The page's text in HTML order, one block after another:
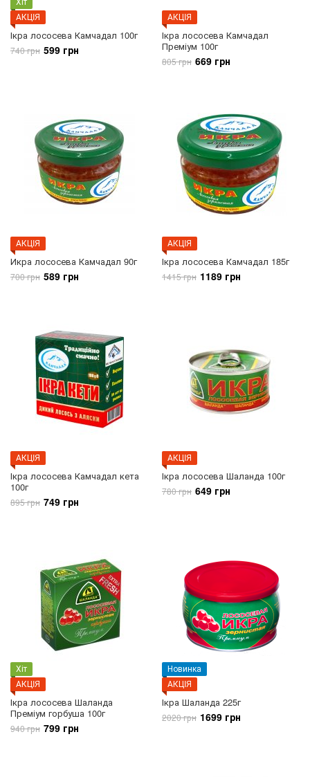
АКЦIЯ
Ікра лососева Камчадал 100г
740 грн 599 грн
АКЦIЯ
Ікра лососева Камчадал
Преміум 100г
805 грн 669 грн
АКЦIЯ
Икра лососева Камчадал 90г
700 грн 589 грн
АКЦIЯ
Ікра лососева Камчадал 185г
1415 грн 1189 грн
АКЦIЯ
Ікра лососева Камчадал кета
100г
895 грн 749 грн
АКЦIЯ
Ікра лососева Шаланда 100г
780 грн 649 грн
Хіт
АКЦIЯ
Ікра лососева Шаланда
Преміум горбуша 100г
940 грн 799 грн
Новинка
АКЦIЯ
Ікра Шаланда 225г
2020 грн 1699 грн